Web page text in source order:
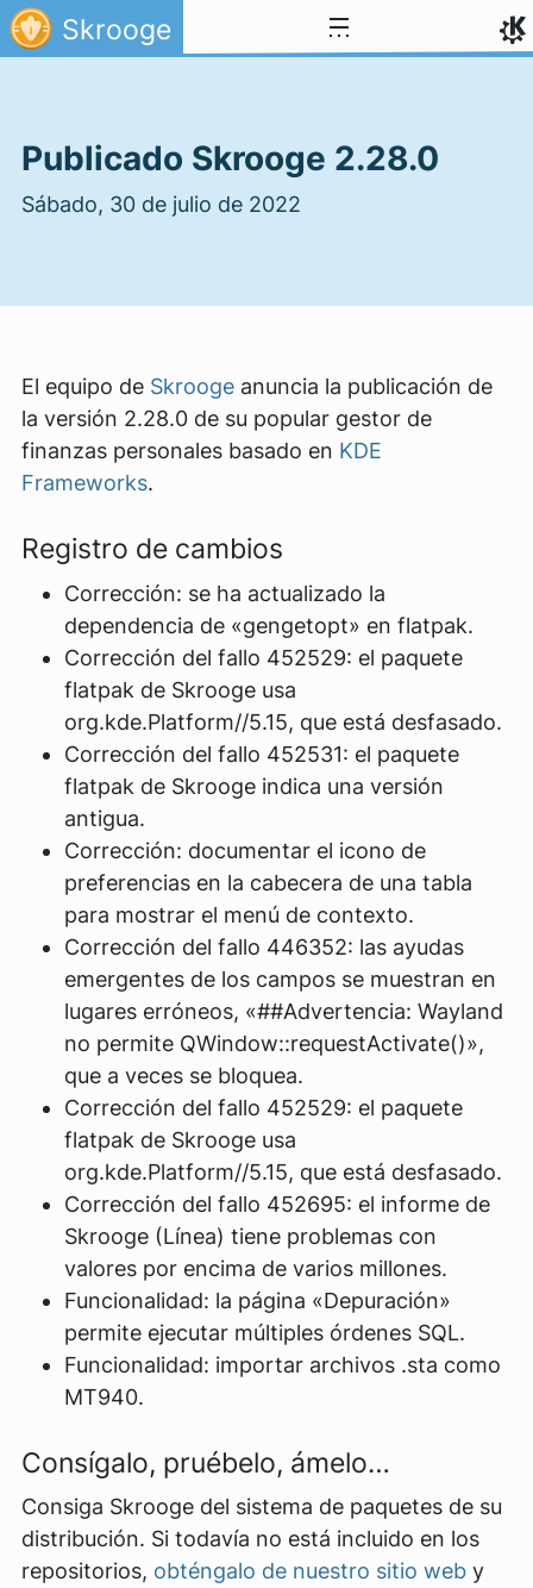
Ir al contenido
Skrooge
Publicado Skrooge 2.28.0
Sábado, 30 de julio de 2022
El equipo de Skrooge anuncia la publicación de
la versión 2.28.0 de su popular gestor de
finanzas personales basado en KDE
Frameworks.
Registro de cambios
Corrección: se ha actualizado la
dependencia de «gengetopt» en flatpak.
Corrección del fallo 452529: el paquete
flatpak de Skrooge usa
org.kde.Platform//5.15, que está desfasado.
Corrección del fallo 452531: el paquete
flatpak de Skrooge indica una versión
antigua.
Corrección: documentar el icono de
preferencias en la cabecera de una tabla
para mostrar el menú de contexto.
Corrección del fallo 446352: las ayudas
emergentes de los campos se muestran en
lugares erróneos, «##Advertencia: Wayland
no permite QWindow::requestActivate()»,
que a veces se bloquea.
Corrección del fallo 452529: el paquete
flatpak de Skrooge usa
org.kde.Platform//5.15, que está desfasado.
Corrección del fallo 452695: el informe de
Skrooge (Línea) tiene problemas con
valores por encima de varios millones.
Funcionalidad: la página «Depuración»
permite ejecutar múltiples órdenes SQL.
Funcionalidad: importar archivos .sta como
MT940.
Consígalo, pruébelo, ámelo…
Consiga Skrooge del sistema de paquetes de su
distribución. Si todavía no está incluido en los
repositorios, obténgalo de nuestro sitio web y